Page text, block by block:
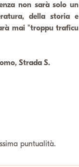
non sarà solo un
della storia e
mai "troppu traficu
Strada S.
puntualità.